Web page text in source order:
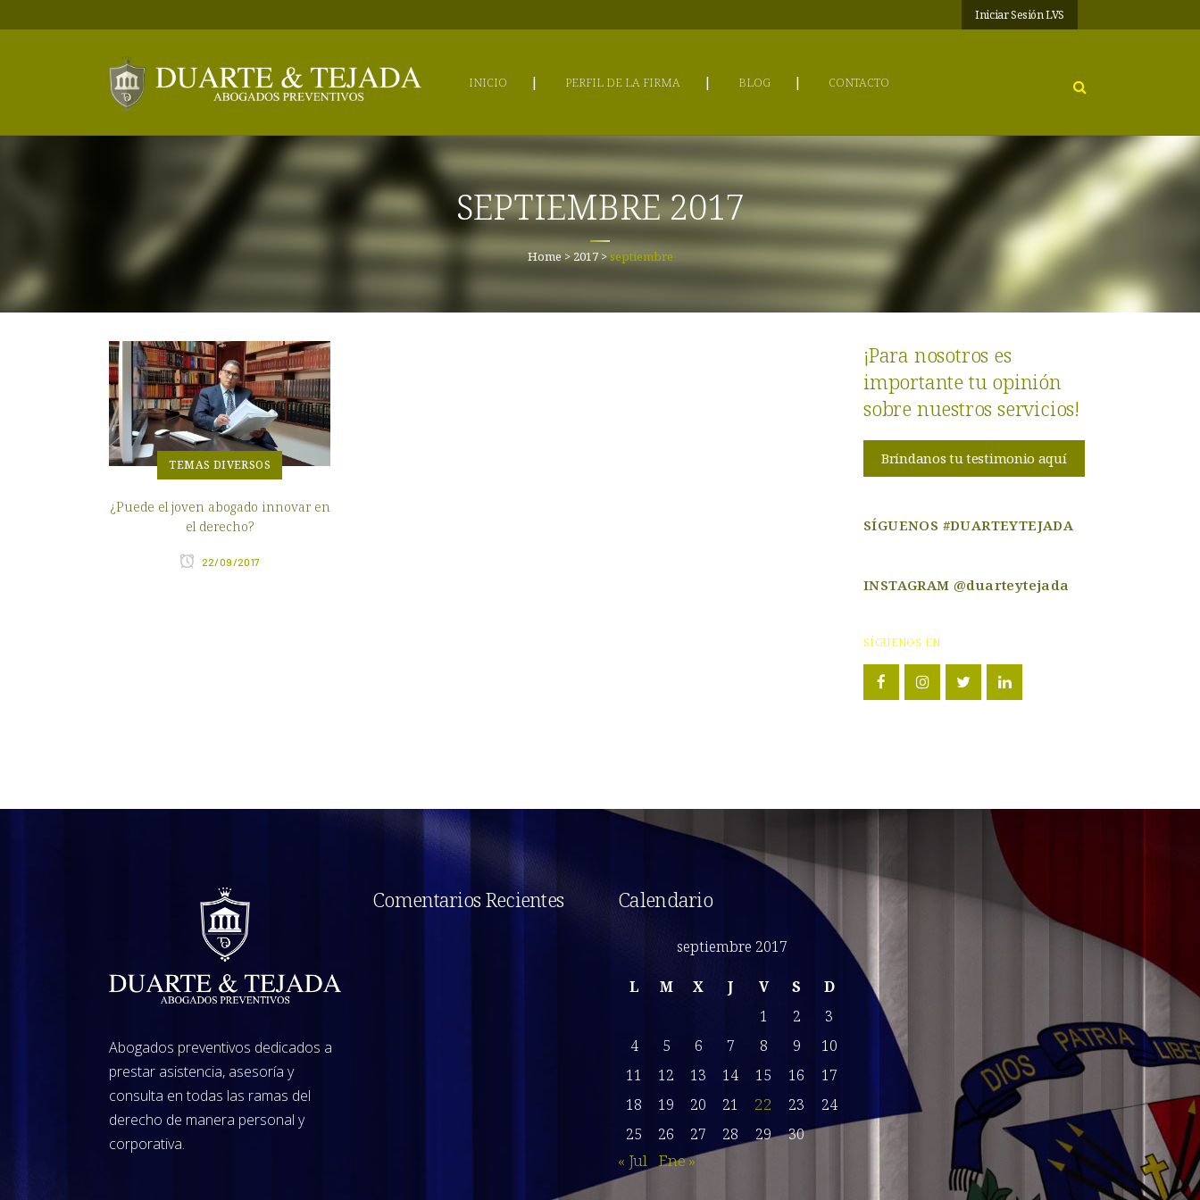
Iniciar Sesión LVS
INICIO PERFIL DE LA FIRMA
Área Laboral
Área Civil
Área Comercial
Derecho Corporativo
Área Inmobiliaria
Miembros
BLOG CONTACTO
SEPTIEMBRE 2017
Home>2017> septiembre
TEMAS DIVERSOS
¿Puede el joven abogado innovar en
el derecho?
22/09/2017
¡Para nosotros es
importante tu opinión
sobre nuestros servicios!
Bríndanos tu testimonio aquí
SÍGUENOS #DUARTEYTEJADA
INSTAGRAM @duarteytejada
SÍGUENOS EN
Abogados preventivos dedicados a
prestar asistencia, asesoría y
consulta en todas las ramas del
derecho de manera personal y
corporativa.
Comentarios Recientes Calendario
septiembre 2017
L M X J V S
D
1
2
3
4
5 6 7 8 9
10
11
12 13 14 15 16
17
18
19 20 21 22 23
24
25
26 27 28 29 30
« Jul Ene »